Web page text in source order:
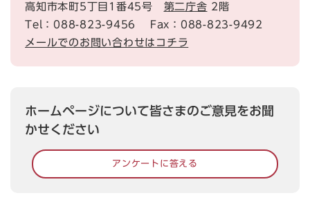
高知市本町5丁目1番45号 第二庁舎 2階
Tel：088-823-9456
Fax：088-823-9492
メールでのお問い合わせはコチラ
ホームページについて皆さまのご意見をお聞
かせください
アンケートに答える